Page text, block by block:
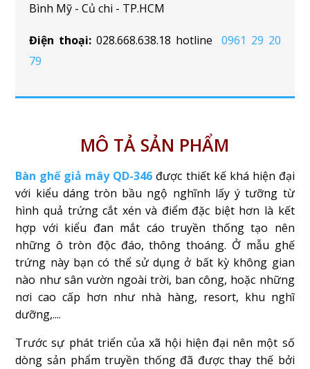
Bình Mỹ - Củ chi - TP.HCM
Điện thoại: 028.668.638.18 hotline0961 29 20
79
MÔ TẢ SẢN PHẨM
Bàn ghế giả mây QD-346 được thiết kế khá hiện đại
với kiểu dáng tròn bầu ngộ nghĩnh lấy ý tưỡng từ
hình quả trứng cắt xén và điểm đặc biệt hơn là kết
hợp với kiểu đan mắt cáo truyền thống tạo nên
những ô tròn độc đáo, thông thoáng. Ở mẫu ghế
trứng này bạn có thể sử dụng ở bất kỳ không gian
nào như sân vườn ngoài trời, ban công, hoặc những
nơi cao cấp hơn như nhà hàng, resort, khu nghĩ
dưỡng,....
Trước sự phát triển của xã hội hiện đại nên một số
dòng sản phẩm truyền thống đã được thay thế bởi